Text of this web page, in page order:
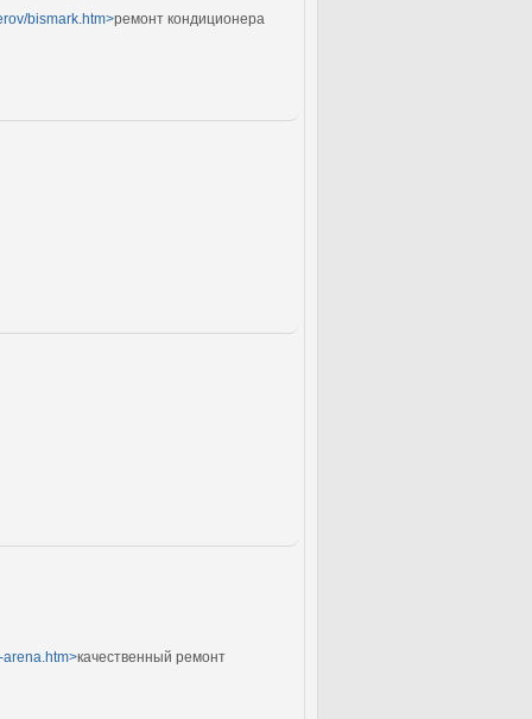
bismark.htm>ремонт кондиционера
качественный ремонт